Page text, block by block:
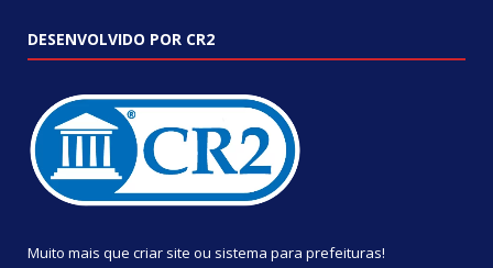
DESENVOLVIDO POR CR2
Muito mais que criar site ou sistema para prefeituras!